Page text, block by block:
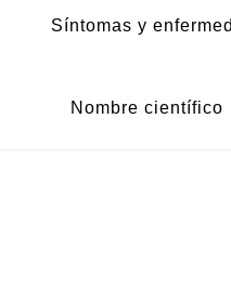
Síntomas y
Nombre científico